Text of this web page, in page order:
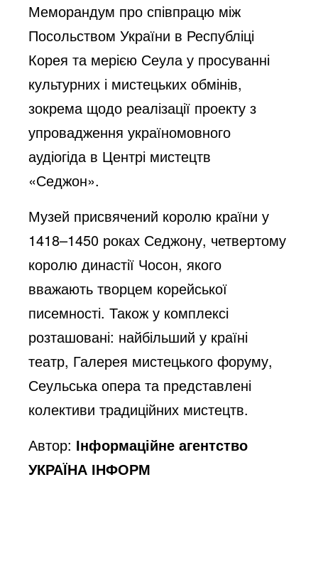
o
Меморандум про співпрацю між
Посольством України в Республіці
Корея та мерією Сеула у просуванні
культурних і мистецьких обмінів,
зокрема щодо реалізації проекту з
упровадження україномовного
аудіогіда в Центрі мистецтв
«Седжон».
Музей присвячений королю країни у
1418–1450 роках Седжону, четвертому
королю династії Чосон, якого
вважають творцем корейської
писемності. Також у комплексі
розташовані: найбільший у країні
театр, Галерея мистецького форуму,
Сеульська опера та представлені
колективи традиційних мистецтв.
Автор: Інформаційне агентство
УКРАЇНА ІНФОРМ